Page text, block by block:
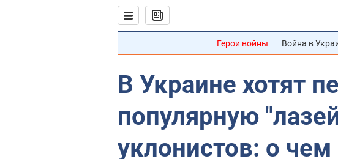
Герои войны Война в
В Украине хотят
популярную
уклонистов: о чем